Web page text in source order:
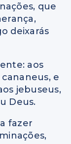
que
deixarás
aos
e
jebuseus,
Deus.
fazer